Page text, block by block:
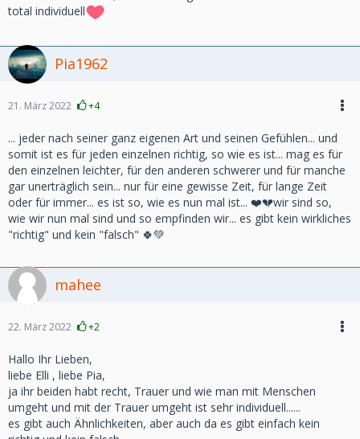
total individuell
Pia1962
21. März 2022 +4
... jeder nach seiner ganz eigenen Art und seinen Gefühlen... und
somit ist es für jeden einzelnen richtig, so wie es ist... mag es für
den einzelnen leichter, für den anderen schwerer und für manche
gar unerträglich sein... nur für eine gewisse Zeit, für lange Zeit
oder für immer... es ist so, wie es nun mal ist... ❤️💔wir sind so,
wie wir nun mal sind und so empfinden wir... es gibt kein wirkliches
"richtig" und kein "falsch" 🍀💚
mahee
22. März 2022 +2
Hallo Ihr Lieben,
liebe Elli , liebe Pia,
ja ihr beiden habt recht, Trauer und wie man mit Menschen
umgeht und mit der Trauer umgeht ist sehr individuell......
es gibt auch Ähnlichkeiten, aber auch da es gibt einfach kein